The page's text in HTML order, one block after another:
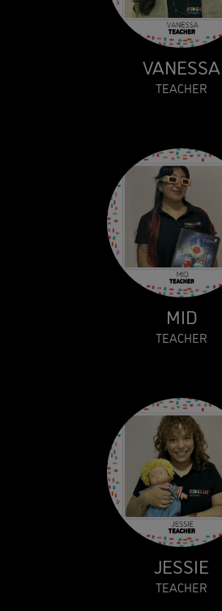
VANESSA
TEACHER
MID
TEACHER
JESSIE
TEACHER